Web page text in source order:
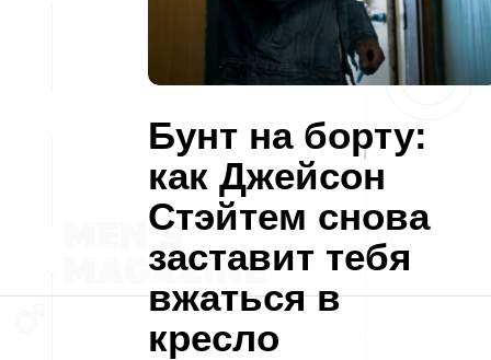
Бунт на борту:
как Джейсон
Стэйтем снова
заставит тебя
вжаться в
кресло